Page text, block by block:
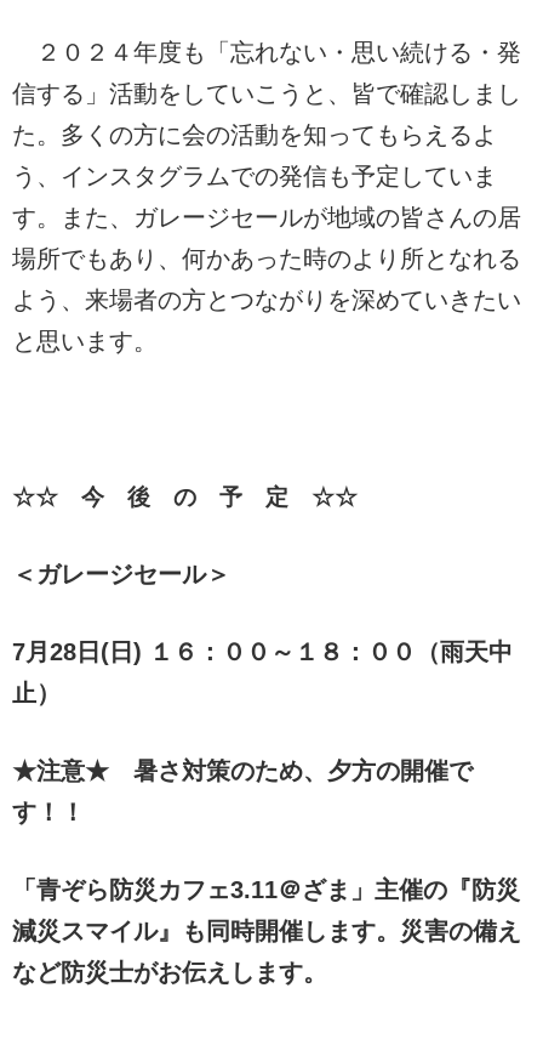
２０２４年度も「忘れない・思い続ける・発
信する」活動をしていこうと、皆で確認しまし
た。多くの方に会の活動を知ってもらえるよ
う、インスタグラムでの発信も予定していま
す。また、ガレージセールが地域の皆さんの居
場所でもあり、何かあった時のより所となれる
よう、来場者の方とつながりを深めていきたい
と思います。
☆☆ 今 後 の 予 定 ☆☆
＜ガレージセール＞
7月28日(日) １６：００～１８：００（雨天中
止）
★注意★ 暑さ対策のため、夕方の開催で
す！！
「青ぞら防災カフェ3.11＠ざま」主催の『防災
減災スマイル』も同時開催します。災害の備え
など防災士がお伝えします。